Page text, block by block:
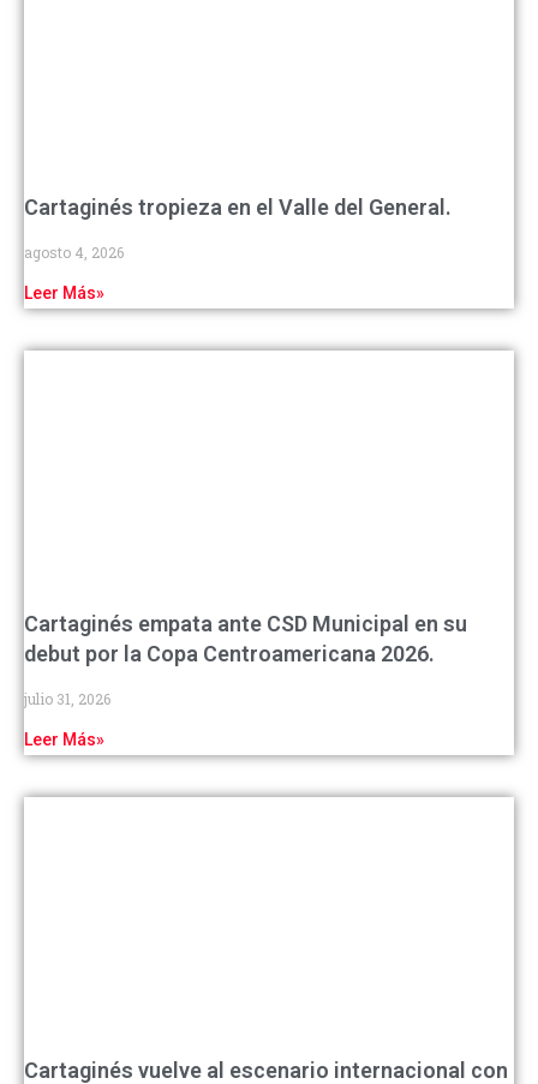
Cartaginés tropieza en el Valle del General.
agosto 4, 2026
Leer Más»
Cartaginés empata ante CSD Municipal en su
debut por la Copa Centroamericana 2026.
julio 31, 2026
Leer Más»
Cartaginés vuelve al escenario internacional con